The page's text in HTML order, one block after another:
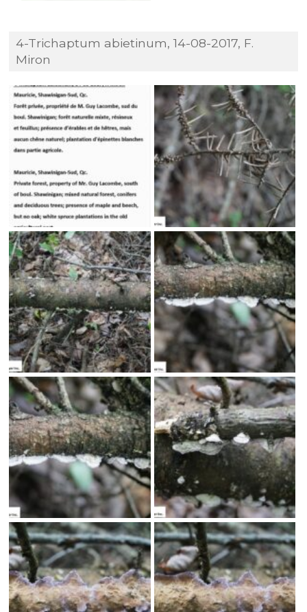
4-Trichaptum abietinum, 14-08-2017, F.
Miron